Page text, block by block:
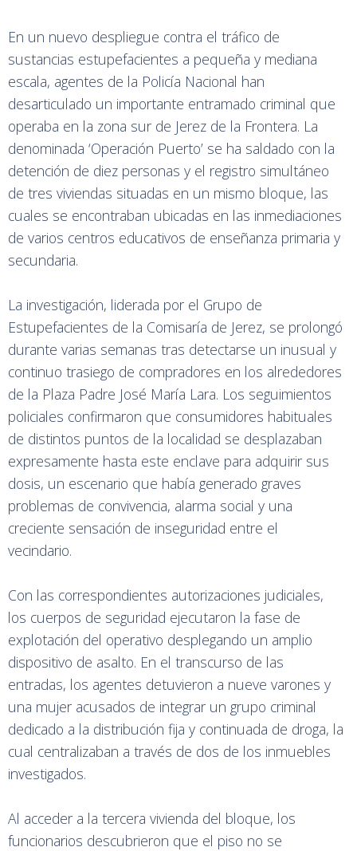
En un nuevo despliegue contra el tráfico de
sustancias estupefacientes a pequeña y mediana
escala, agentes de la Policía Nacional han
desarticulado un importante entramado criminal que
operaba en la zona sur de Jerez de la Frontera. La
denominada ‘Operación Puerto’ se ha saldado con la
detención de diez personas y el registro simultáneo
de tres viviendas situadas en un mismo bloque, las
cuales se encontraban ubicadas en las inmediaciones
de varios centros educativos de enseñanza primaria y
secundaria.
La investigación, liderada por el Grupo de
Estupefacientes de la Comisaría de Jerez, se prolongó
durante varias semanas tras detectarse un inusual y
continuo trasiego de compradores en los alrededores
de la Plaza Padre José María Lara. Los seguimientos
policiales confirmaron que consumidores habituales
de distintos puntos de la localidad se desplazaban
expresamente hasta este enclave para adquirir sus
dosis, un escenario que había generado graves
problemas de convivencia, alarma social y una
creciente sensación de inseguridad entre el
vecindario.
Con las correspondientes autorizaciones judiciales,
los cuerpos de seguridad ejecutaron la fase de
explotación del operativo desplegando un amplio
dispositivo de asalto. En el transcurso de las
entradas, los agentes detuvieron a nueve varones y
una mujer acusados de integrar un grupo criminal
dedicado a la distribución fija y continuada de droga, la
cual centralizaban a través de dos de los inmuebles
investigados.
Al acceder a la tercera vivienda del bloque, los
funcionarios descubrieron que el piso no se